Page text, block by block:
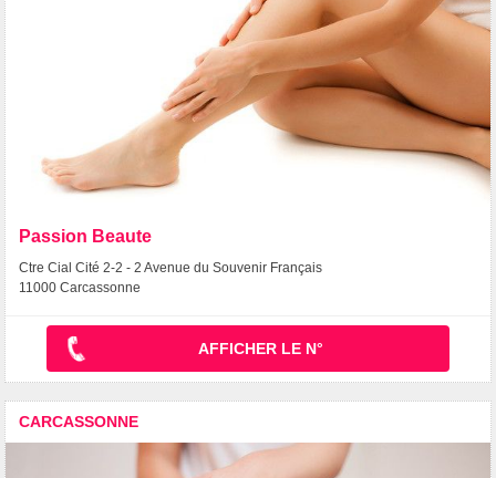
Passion Beaute
Ctre Cial Cité 2-2 - 2 Avenue du Souvenir Français
11000 Carcassonne
AFFICHER LE N°
CARCASSONNE